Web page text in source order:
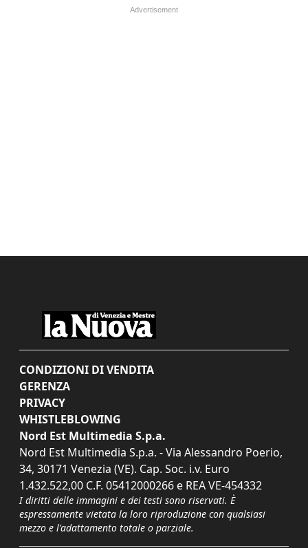
CONDIZIONI DI VENDITA
GERENZA
PRIVACY
WHISTLEBLOWING
Nord Est Multimedia S.p.a.
Nord Est Multimedia S.p.a. - Via Alessandro Poerio,
34, 30171 Venezia (VE). Cap. Soc. i.v. Euro
1.432.522,00 C.F. 05412000266 e REA VE-454332
I diritti delle immagini e dei testi sono riservati. È
espressamente vietata la loro riproduzione con qualsiasi
mezzo e l'adattamento totale o parziale.